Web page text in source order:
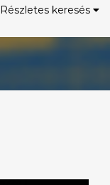
Részletes keresés